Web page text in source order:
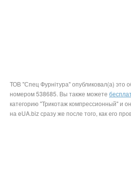
ТОВ "Спец Фурнітура" опубликовал(а) это
номером 538685. Вы также можете
категорию "Трикотаж компрессионный" и
на eUA.biz сразу же после того, как его